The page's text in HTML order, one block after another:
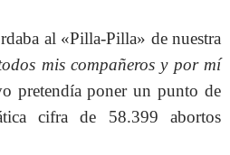
al «Pilla-Pilla» de nuestra
mis compañeros y por mí
pretendía poner un punto de
cifra de 58.399 abortos